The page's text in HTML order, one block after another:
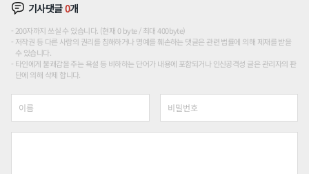
기사댓글0개
200자까지 쓰실 수 있습니다. (현재 0 byte / 최대 400byte)
저작권 등 다른 사람의 권리를 침해하거나 명예를 훼손하는 댓글은 관련 법률에 의해 제재를 받을
수 있습니다.
타인에게 불쾌감을 주는 욕설 등 비하하는 단어가 내용에 포함되거나 인신공격성 글은 관리자의 판
단에 의해 삭제 합니다.